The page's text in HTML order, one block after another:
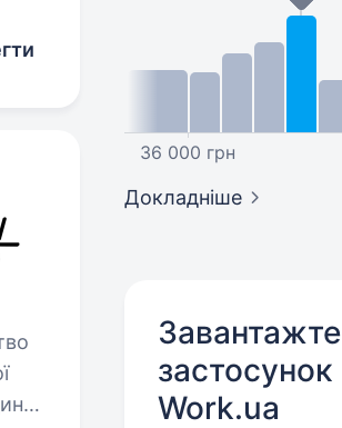
36 000 грн
Докладніше
Завантажте
застосунок
Work.ua